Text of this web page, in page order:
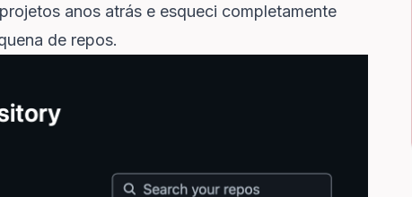
anos atrás e esqueci completamente
de repos.